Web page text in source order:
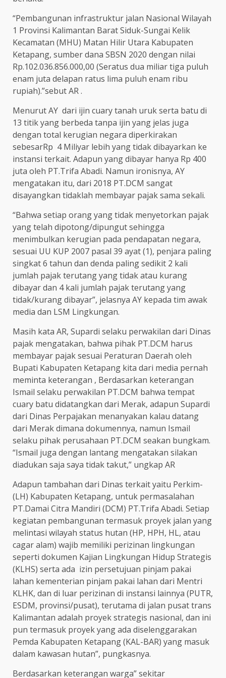
“Pembangunan infrastruktur jalan Nasional Wilayah
1 Provinsi Kalimantan Barat Siduk-Sungai Kelik
Kecamatan (MHU) Matan Hilir Utara Kabupaten
Ketapang, sumber dana SBSN 2020 dengan nilai
Rp.102.036.856.000,00 (Seratus dua miliar tiga puluh
enam juta delapan ratus lima puluh enam ribu
rupiah).”sebut AR .
Menurut AY dari ijin cuary tanah uruk serta batu di
13 titik yang berbeda tanpa ijin yang jelas juga
dengan total kerugian negara diperkirakan
sebesarRp 4 Miliyar lebih yang tidak dibayarkan ke
instansi terkait. Adapun yang dibayar hanya Rp 400
juta oleh PT.Trifa Abadi. Namun ironisnya, AY
mengatakan itu, dari 2018 PT.DCM sangat
disayangkan tidaklah membayar pajak sama sekali.
“Bahwa setiap orang yang tidak menyetorkan pajak
yang telah dipotong/dipungut sehingga
menimbulkan kerugian pada pendapatan negara,
sesuai UU KUP 2007 pasal 39 ayat (1), penjara paling
singkat 6 tahun dan denda paling sedikit 2 kali
jumlah pajak terutang yang tidak atau kurang
dibayar dan 4 kali jumlah pajak terutang yang
tidak/kurang dibayar”, jelasnya AY kepada tim awak
media dan LSM Lingkungan.
Masih kata AR, Supardi selaku perwakilan dari Dinas
pajak mengatakan, bahwa pihak PT.DCM harus
membayar pajak sesuai Peraturan Daerah oleh
Bupati Kabupaten Ketapang kita dari media pernah
meminta keterangan , Berdasarkan keterangan
Ismail selaku perwakilan PT.DCM bahwa tempat
cuary batu didatangkan dari Merak, adapun Supardi
dari Dinas Perpajakan menanyakan kalau datang
dari Merak dimana dokumennya, namun Ismail
selaku pihak perusahaan PT.DCM seakan bungkam.
“Ismail juga dengan lantang mengatakan silakan
diadukan saja saya tidak takut,” ungkap AR
Adapun tambahan dari Dinas terkait yaitu Perkim-
(LH) Kabupaten Ketapang, untuk permasalahan
PT.Damai Citra Mandiri (DCM) PT.Trifa Abadi. Setiap
kegiatan pembangunan termasuk proyek jalan yang
melintasi wilayah status hutan (HP, HPH, HL, atau
cagar alam) wajib memiliki perizinan lingkungan
seperti dokumen Kajian Lingkungan Hidup Strategis
(KLHS) serta ada izin persetujuan pinjam pakai
lahan kementerian pinjam pakai lahan dari Mentri
KLHK, dan di luar perizinan di instansi lainnya (PUTR,
ESDM, provinsi/pusat), terutama di jalan pusat trans
Kalimantan adalah proyek strategis nasional, dan ini
pun termasuk proyek yang ada diselenggarakan
Pemda Kabupaten Ketapang (KAL-BAR) yang masuk
dalam kawasan hutan”, pungkasnya.
Berdasarkan keterangan warga” sekitar